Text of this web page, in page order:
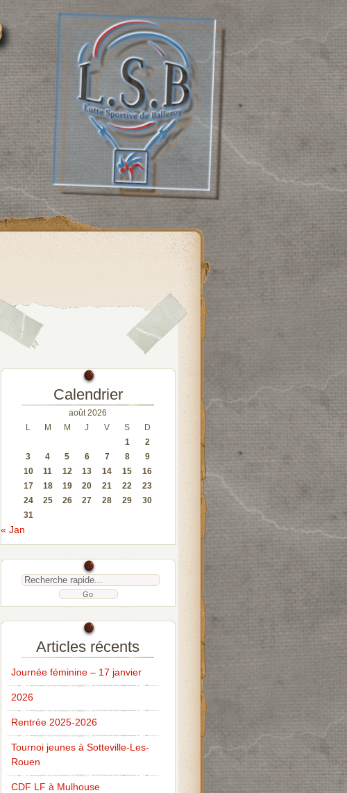
Calendrier
août 2026
L
M M J V S
D
1
2
3
4 5 6 7 8
9
10
11 12 13 14 15
16
17
18 19 20 21 22
23
24
25 26 27 28 29
30
31
« Jan
Articles récents
Journée féminine – 17 janvier
2026
Rentrée 2025-2026
Tournoi jeunes à Sotteville-Les-
Rouen
CDF LF à Mulhouse